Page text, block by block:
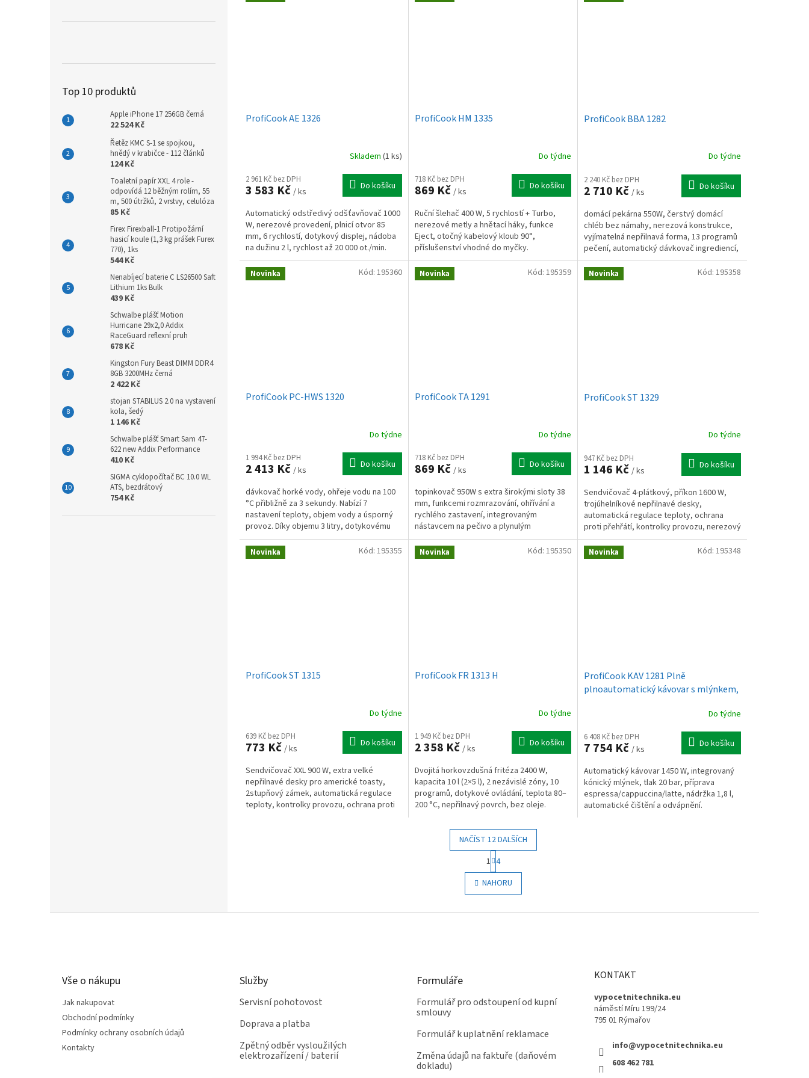
Top 10 produktů
Apple iPhone 17 256GB černá
22 524 Kč
Řetěz KMC S-1 se spojkou,
hnědý v krabičce - 112 článků
124 Kč
Toaletní papír XXL 4 role -
odpovídá 12 běžným rolím, 55
m, 500 útržků, 2 vrstvy, celulóza
85 Kč
Firex Firexball-1 Protipožární
hasicí koule (1,3 kg prášek Furex
770), 1ks
544 Kč
Nenabíjecí baterie C LS26500 Saft
Lithium 1ks Bulk
439 Kč
Schwalbe plášť Motion
Hurricane 29x2,0 Addix
RaceGuard reflexní pruh
678 Kč
Kingston Fury Beast DIMM DDR4
8GB 3200MHz černá
2 422 Kč
stojan STABILUS 2.0 na vystavení
kola, šedý
1 146 Kč
Schwalbe plášť Smart Sam 47-
622 new Addix Performance
410 Kč
SIGMA cyklopočítač BC 10.0 WL
ATS, bezdrátový
754 Kč
ProfiCook AE 1326
Skladem (1 ks)
2 961 Kč bez DPH
3 583 Kč / ks Do košíku
Automatický odstředivý odšťavňovač 1000
W, nerezové provedení, plnicí otvor 85
mm, 6 rychlostí, dotykový displej, nádoba
na dužinu 2 l, rychlost až 20 000 ot./min.
ProfiCook HM 1335
Do týdne
718 Kč bez DPH
869 Kč / ks Do košíku
Ruční šlehač 400 W, 5 rychlostí + Turbo,
nerezové metly a hnětací háky, funkce
Eject, otočný kabelový kloub 90°,
příslušenství vhodné do myčky.
ProfiCook BBA 1282
Do týdne
2 240 Kč bez DPH
2 710 Kč / ks Do košíku
domácí pekárna 550W, čerstvý domácí
chléb bez námahy, nerezová konstrukce,
vyjímatelná nepřilnavá forma, 13 programů
pečení, automatický dávkovač ingrediencí,
nastavitelná barva...
Novinka
ProfiCook PC-HWS 1320
Do týdne
1 994 Kč bez DPH
2 413 Kč / ks Do košíku
dávkovač horké vody, ohřeje vodu na 100
°C přibližně za 3 sekundy. Nabízí 7
nastavení teploty, objem vody a úsporný
provoz. Díky objemu 3 litry, dotykovému
ovládání a LED...
Kód: 195360 Novinka
ProfiCook TA 1291
Do týdne
718 Kč bez DPH
869 Kč / ks Do košíku
topinkovač 950W s extra širokými sloty 38
mm, funkcemi rozmrazování, ohřívání a
rychlého zastavení, integrovaným
nástavcem na pečivo a plynulým
nastavením opékání pro rovnoměrné...
Kód: 195359 Novinka
ProfiCook ST 1329
Do týdne
947 Kč bez DPH
1 146 Kč / ks Do košíku
Sendvičovač 4-plátkový, příkon 1600 W,
trojúhelníkové nepřilnavé desky,
automatická regulace teploty, ochrana
proti přehřátí, kontrolky provozu, nerezový
design.
Kód: 195358
Novinka
ProfiCook ST 1315
Do týdne
639 Kč bez DPH
773 Kč / ks Do košíku
Sendvičovač XXL 900 W, extra velké
nepřilnavé desky pro americké toasty,
2stupňový zámek, automatická regulace
teploty, kontrolky provozu, ochrana proti
Kód: 195355 Novinka
ProfiCook FR 1313 H
Do týdne
1 949 Kč bez DPH
2 358 Kč / ks Do košíku
Dvojitá horkovzdušná fritéza 2400 W,
kapacita 10 l (2×5 l), 2 nezávislé zóny, 10
programů, dotykové ovládání, teplota 80–
200 °C, nepřilnavý povrch, bez oleje.
Kód: 195350 Novinka
ProfiCook KAV 1281 Plně
plnoautomatický kávovar s mlýnkem,
Do týdne
6 408 Kč bez DPH
7 754 Kč / ks Do košíku
Automatický kávovar 1450 W, integrovaný
kónický mlýnek, tlak 20 bar, příprava
espressa/cappuccina/latte, nádržka 1,8 l,
automatické čištění a odvápnění.
Kód: 195348
O
v
l
d
y
ý
p
s
NAČÍST 12 DALŠÍCH
S
t
r
á
n
o
1 4
NAHORU
Vše o nákupu
Jak nakupovat
Obchodní podmínky
Podmínky ochrany osobních údajů
Kontakty
Služby
Servisní pohotovost
Doprava a platba
Zpětný odběr vysloužilých
elektrozařízení / baterií
Formuláře
Formulář pro odstoupení od kupní
smlouvy
Formulář k uplatnění reklamace
Změna údajů na faktuře (daňovém
dokladu)
KONTAKT
vypocetnitechnika.eu
náměstí Míru 199/24
795 01 Rýmařov
info@vypocetnitechnika.eu
608 462 781